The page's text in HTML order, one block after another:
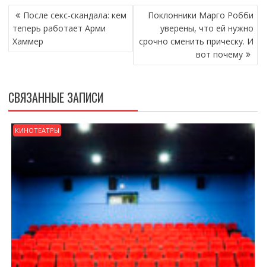
НАВИГАЦИЯ
ПО
ЗАПИСЯМ
После секс-скандала: кем
теперь работает Арми
Хаммер
Поклонники Марго Робби
уверены, что ей нужно
срочно сменить прическу. И
вот почему
СВЯЗАННЫЕ ЗАПИСИ
КИНОТЕАТРЫ